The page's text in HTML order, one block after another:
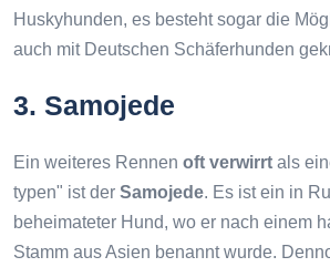
Huskyhunden, es besteht sogar die
auch mit Deutschen Schäferhunden
3. Samojede
Ein weiteres Rennen oft verwirrt als
typen" ist der Samojede. Es ist ein in
beheimateter Hund, wo er nach einem
Stamm aus Asien benannt wurde.